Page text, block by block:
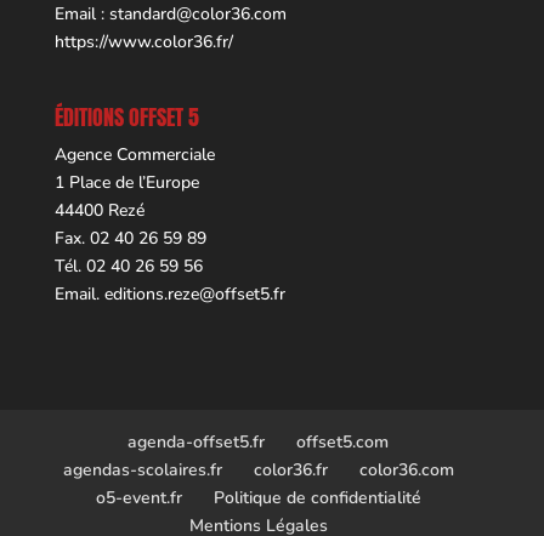
Email : standard@color36.com
https://www.color36.fr/
ÉDITIONS OFFSET 5
Agence Commerciale
1 Place de l’Europe
44400 Rezé
Fax. 02 40 26 59 89
Tél. 02 40 26 59 56
Email. editions.reze@offset5.fr
agenda-offset5.fr
offset5.com
agendas-scolaires.fr
color36.fr
color36.com
o5-event.fr
Politique de confidentialité
Mentions Légales